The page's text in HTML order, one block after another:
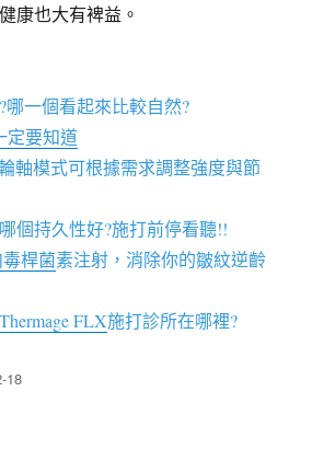
康也大有裨益。
哪一個看起來比較自然?
定要知道
軸模式可根據需求調整強度與節
哪個持久性好?施打前停看聽!!
毒桿菌素注射，消除你的皺紋逆齡
Thermage FLX施打診所在哪裡?
18